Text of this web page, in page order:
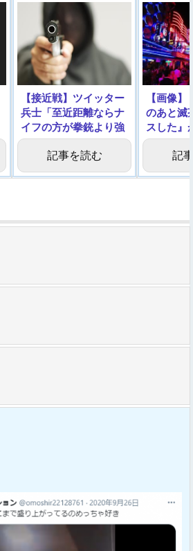
【接近戦】ツイッター
兵士「至近距離ならナ
イフの方が拳銃より強
いんやでｗｗｗ」
記事を読む
【画像
のあと滅
スした
記